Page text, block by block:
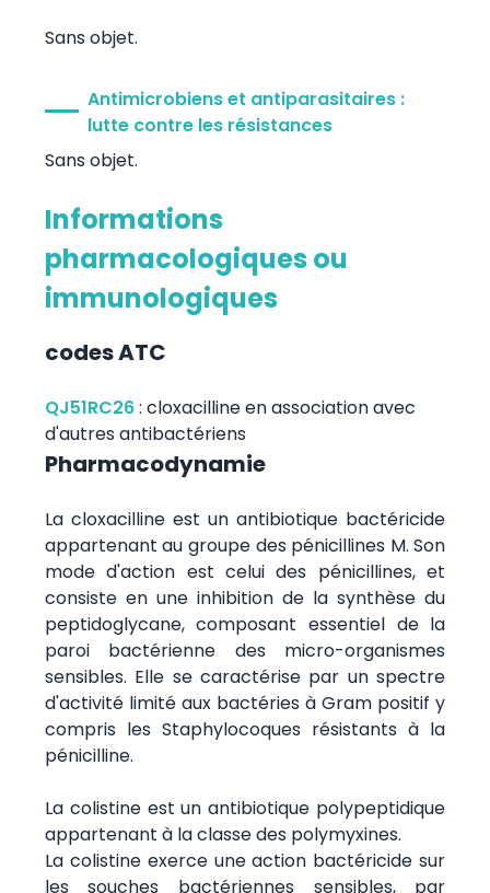
Sans objet.
Antimicrobiens et antiparasitaires :
lutte contre les résistances
Sans objet.
Informations
pharmacologiques ou
immunologiques
codes ATC
QJ51RC26: cloxacilline en association avec
d'autres antibactériens
Pharmacodynamie
La cloxacilline est un antibiotique bactéricide
appartenant au groupe des pénicillines M. Son
mode d'action est celui des pénicillines, et
consiste en une inhibition de la synthèse du
peptidoglycane, composant essentiel de la
paroi bactérienne des micro-organismes
sensibles. Elle se caractérise par un spectre
d'activité limité aux bactéries à Gram positif y
compris les Staphylocoques résistants à la
pénicilline.
La colistine est un antibiotique polypeptidique
appartenant à la classe des polymyxines.
La colistine exerce une action bactéricide sur
les souches bactériennes sensibles, par